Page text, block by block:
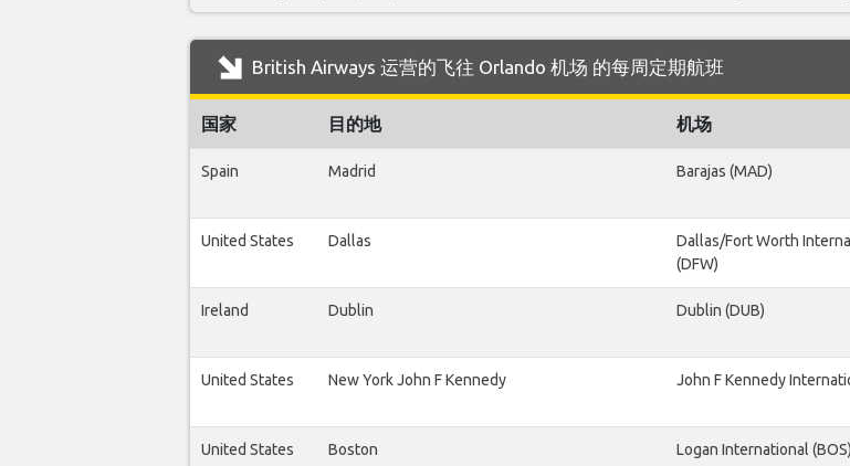
British Airways 运营的飞往 Orlando 机场 的每周定期航班
国家 目的地 机场
Spain Madrid Barajas (MAD)
United States Dallas
Dallas/Fort Worth
(DFW)
Ireland Dublin Dublin (DUB)
United States New York John F Kennedy John F Kennedy
United States Boston Logan International (BOS)